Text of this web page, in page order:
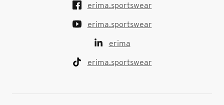
erima.sportswear
erima.sportswear
erima
erima.sportswear